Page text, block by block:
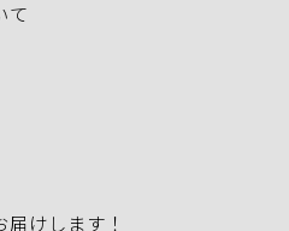
て